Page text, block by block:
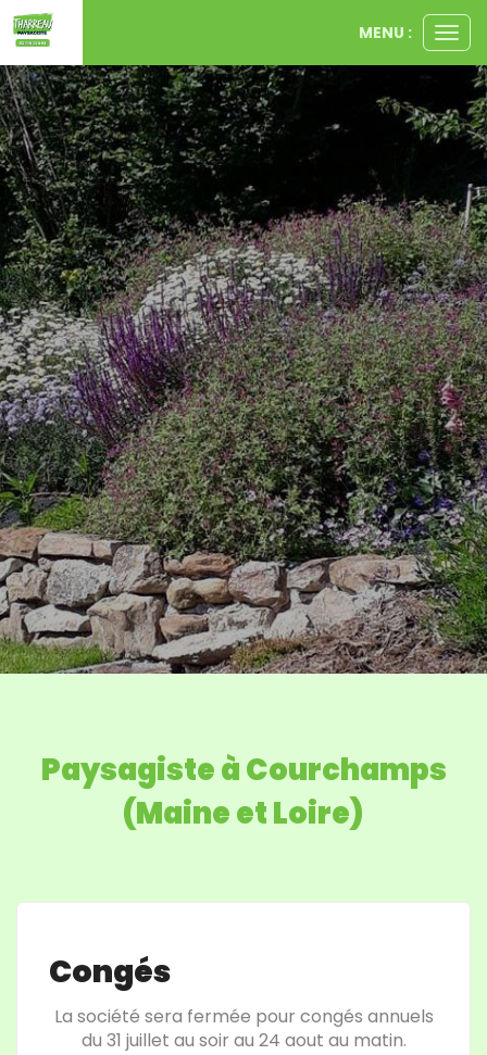
le
MENU :
Paysagiste à Courchamps
(Maine et Loire)
Congés
La société sera fermée pour congés annuels
du 31 juillet au soir au 24 aout au matin.
Panneau de gestion des cookies